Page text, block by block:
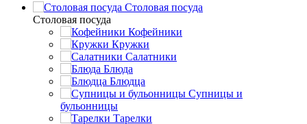
Столовая посуда
Столовая посуда
Кофейники
Кружки
Салатники
Блюда
Блюдца
Супницы и
бульонницы
Тарелки